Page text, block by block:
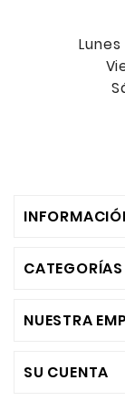
CATEGORÍAS
NUESTRA
SU CUENTA